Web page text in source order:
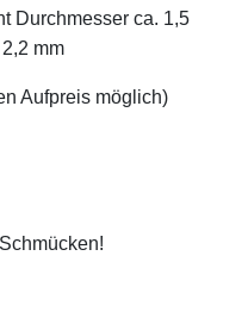
Durchmesser ca. 1,5
mm
Aufpreis möglich)